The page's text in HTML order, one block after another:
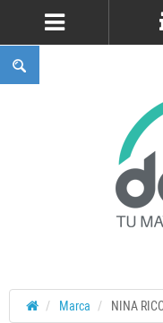
Marca NINA RICCI